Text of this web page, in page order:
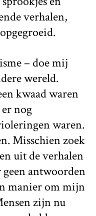
verhalen,
– doe mij
wereld.
kwaad waren
nog
waren.
Misschien zoek
uit de verhalen
geen antwoorden
manier om mijn
zijn nu